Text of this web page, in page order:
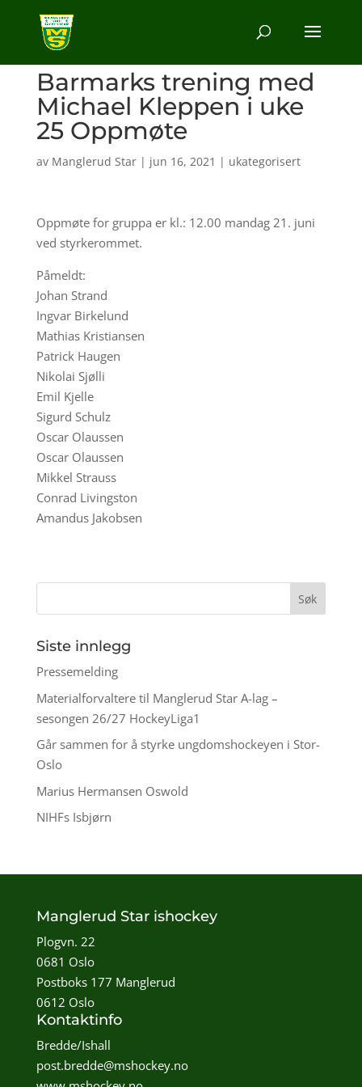
Barmarks trening med
Michael Kleppen i uke
25 Oppmøte
av Manglerud Star| jun 16, 2021 | ukategorisert
Oppmøte for gruppa er kl.: 12.00 mandag 21. juni
ved styrkerommet.
Påmeldt:
Johan Strand
Ingvar Birkelund
Mathias Kristiansen
Patrick Haugen
Nikolai Sjølli
Emil Kjelle
Sigurd Schulz
Oscar Olaussen
Oscar Olaussen
Mikkel Strauss
Conrad Livingston
Amandus Jakobsen
Siste innlegg
Pressemelding
Materialforvaltere til Manglerud Star A-lag –
sesongen 26/27 HockeyLiga1
Går sammen for å styrke ungdomshockeyen i Stor-
Oslo
Marius Hermansen Oswold
NIHFs Isbjørn
Manglerud Star ishockey
Plogvn. 22
0681 Oslo
Postboks 177 Manglerud
0612 Oslo
Kontaktinfo
Bredde/Ishall
post.bredde@mshockey.no